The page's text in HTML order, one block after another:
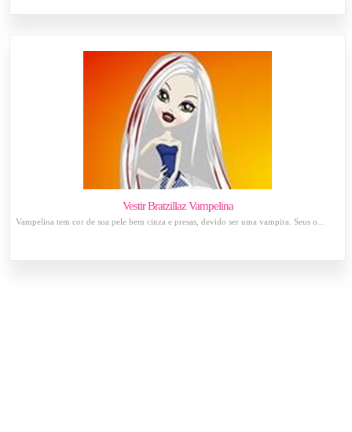
Vestir Bratzillaz Vampelina
Vampelina tem cor de sua pele bem cinza e presas, devido ser uma vampira. Seus o...